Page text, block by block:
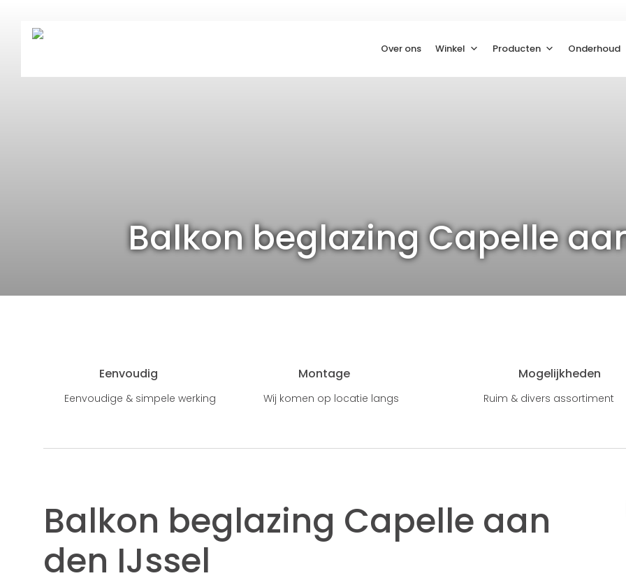
Over ons Winkel Producten Onderhoud
Balkon beglazing Capelle
Eenvoudig
Eenvoudige & simpele werking
Montage
Wij komen op locatie langs
Mogelijkheden
Ruim & divers assortiment
Balkon beglazing Capelle aan
den IJssel